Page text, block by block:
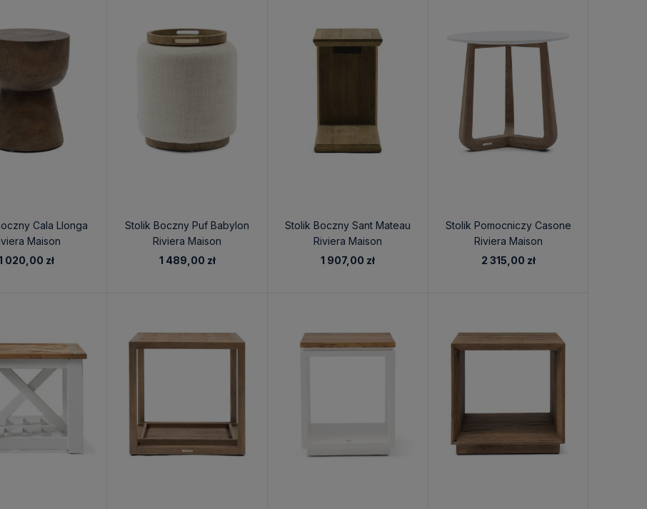
Cala Llonga
Maison
020,00 zł
Stolik Boczny Puf Babylon
Riviera Maison
1 489,00 zł
Stolik Boczny Sant Mateau
Riviera Maison
1 907,00 zł
Stolik Pomocniczy Casone
Riviera Maison
2 315,00 zł